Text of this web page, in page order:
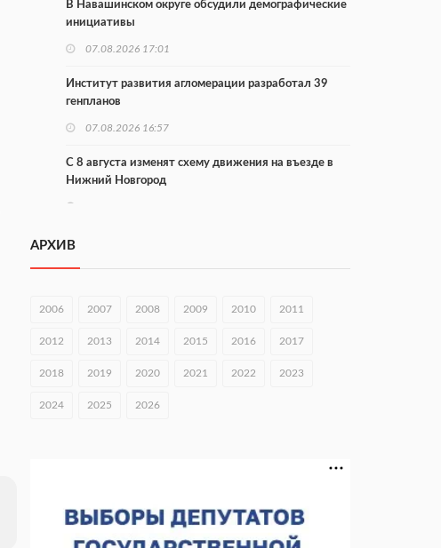
В Навашинском округе обсудили демографические
инициативы
07.08.2026 17:01
Институт развития агломерации разработал 39
генпланов
07.08.2026 16:57
С 8 августа изменят схему движения на въезде в
Нижний Новгород
В Нижегородской области прошло заседание АТК и
07.08.2026 14:01
лесного пожарного
07.08.2026 13:15
В Нижегородской области посещаемость
АРХИВ
2006 2007 2008 2009 2010 2011
2012 2013 2014 2015 2016 2017
2018 2019 2020 2021 2022 2023
2024 2025 2026